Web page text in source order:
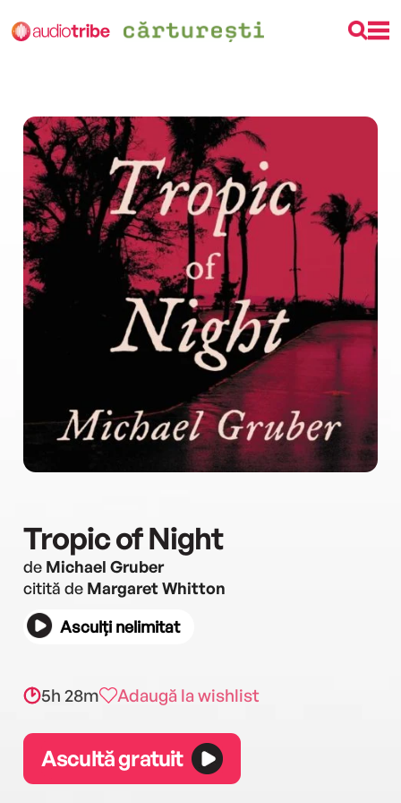
Tropic of Night
de Michael Gruber
citită de Margaret Whitton
Asculți nelimitat
5h 28m Adaugă la wishlist
Ascultă gratuit